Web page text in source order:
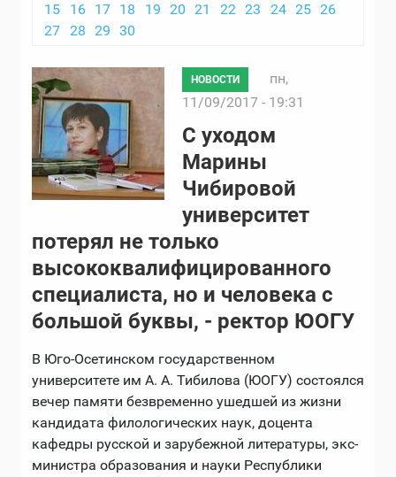
15
16 17 18 19 20 21 22 23 24 25 26
27
28 29 30
НОВОСТИ
пн,
11/09/2017 - 19:31
С уходом
Марины
Чибировой
университет
потерял не только
высококвалифицированного
специалиста, но и человека с
большой буквы, - ректор ЮОГУ
В Юго-Осетинском государственном
университете им А. А. Тибилова (ЮОГУ) состоялся
вечер памяти безвременно ушедшей из жизни
кандидата филологических наук, доцента
кафедры русской и зарубежной литературы, экс-
министра образования и науки Республики